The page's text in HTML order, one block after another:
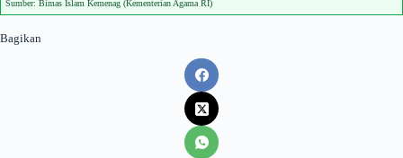
Sumber: Bimas Islam Kemenag (Kementerian Agama RI)
Bagikan